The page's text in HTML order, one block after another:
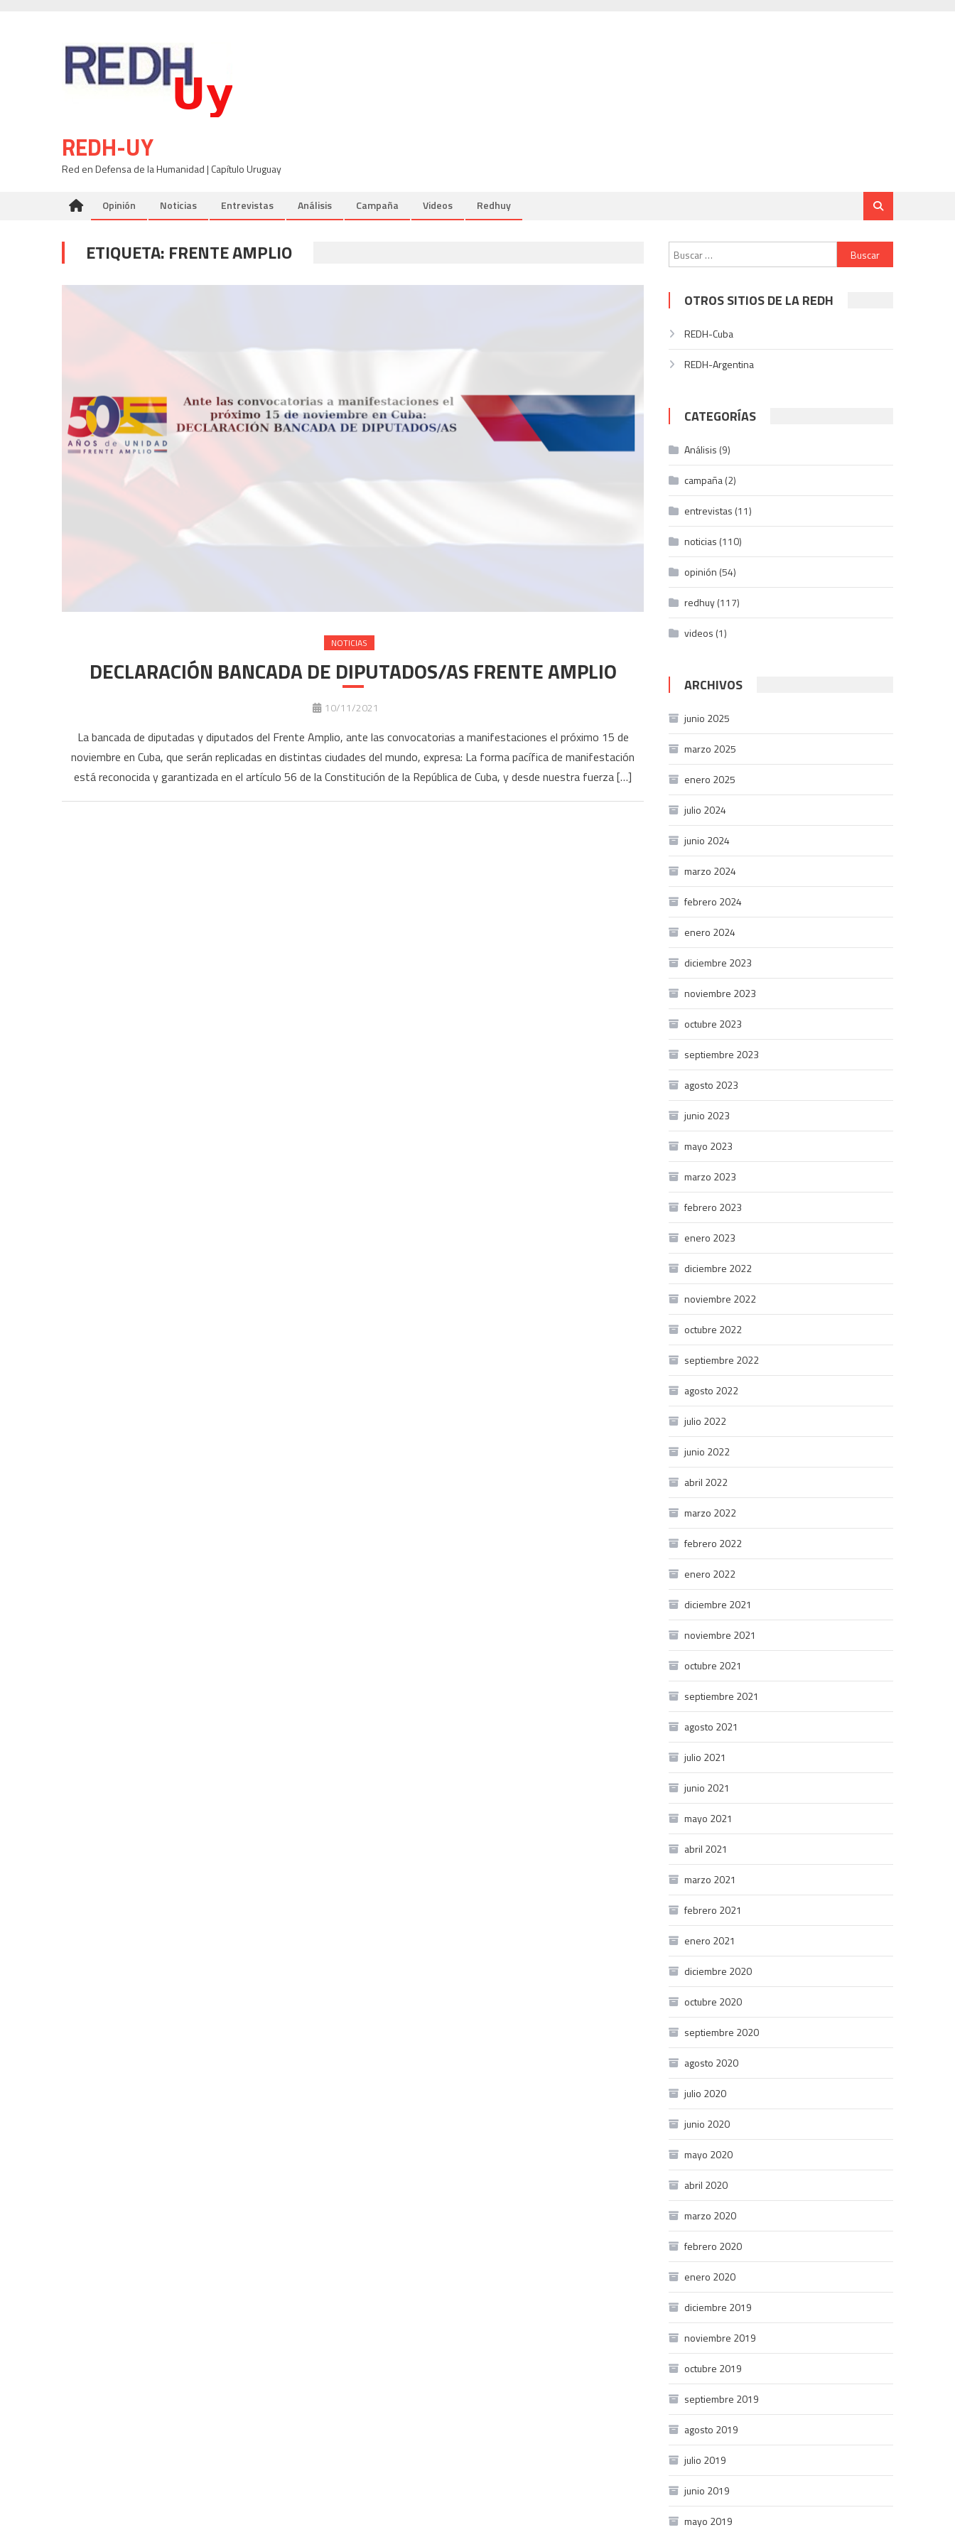
REDH-UY
Red en Defensa de la Humanidad | Capítulo Uruguay
Opinión Noticias Entrevistas Análisis Campaña Videos Redhuy
ETIQUETA: FRENTE AMPLIO
NOTICIAS
DECLARACIÓN BANCADA DE DIPUTADOS/AS FRENTE AMPLIO
10/11/2021
La bancada de diputadas y diputados del Frente Amplio, ante las convocatorias a manifestaciones el próximo 15 de
noviembre en Cuba, que serán replicadas en distintas ciudades del mundo, expresa: La forma pacífica de manifestación
está reconocida y garantizada en el artículo 56 de la Constitución de la República de Cuba, y desde nuestra fuerza […]
Buscar:
OTROS SITIOS DE LA REDH
REDH-Cuba
REDH-Argentina
CATEGORÍAS
Análisis (9)
campaña(2)
entrevistas (11)
noticias (110)
opinión (54)
redhuy(117)
videos (1)
ARCHIVOS
junio 2025
marzo 2025
enero 2025
julio 2024
junio 2024
marzo 2024
febrero 2024
enero 2024
diciembre 2023
noviembre 2023
octubre 2023
septiembre 2023
agosto 2023
junio 2023
mayo 2023
marzo 2023
febrero 2023
enero 2023
diciembre 2022
noviembre 2022
octubre 2022
septiembre 2022
agosto 2022
julio 2022
junio 2022
abril 2022
marzo 2022
febrero 2022
enero 2022
diciembre 2021
noviembre 2021
octubre 2021
septiembre 2021
agosto 2021
julio 2021
junio 2021
mayo 2021
abril 2021
marzo 2021
febrero 2021
enero 2021
diciembre 2020
octubre 2020
septiembre 2020
agosto 2020
julio 2020
junio 2020
mayo 2020
abril 2020
marzo 2020
febrero 2020
enero 2020
diciembre 2019
noviembre 2019
octubre 2019
septiembre 2019
agosto 2019
julio 2019
junio 2019
mayo 2019